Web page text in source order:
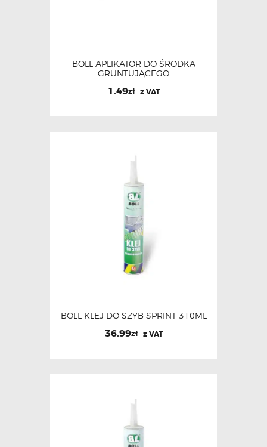
BOLL APLIKATOR DO ŚRODKA
GRUNTUJĄCEGO
1.49zł z VAT
BOLL KLEJ DO SZYB SPRINT 310ML
36.99zł z VAT